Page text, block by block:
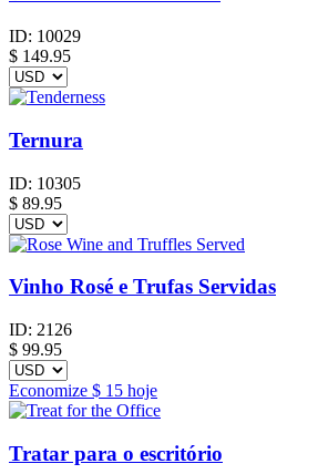
ID: 10029
$ 149.95
Ternura
ID: 10305
$ 89.95
Vinho Rosé e Trufas Servidas
ID: 2126
$ 99.95
Economize $ 15 hoje
Tratar para o escritório